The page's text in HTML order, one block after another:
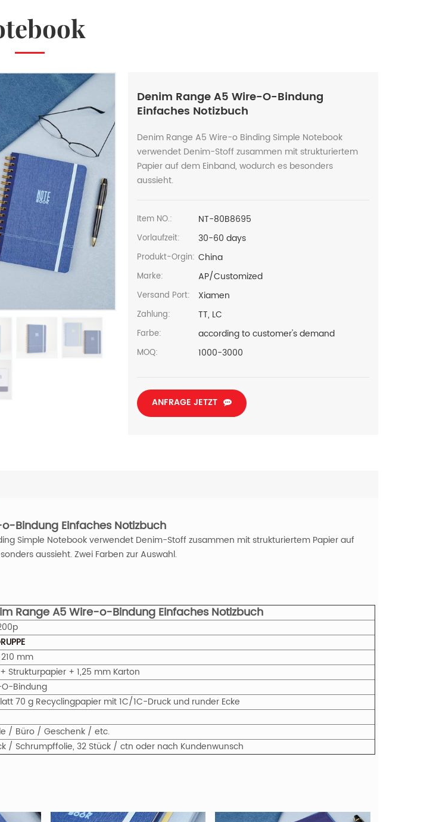
Denim Range A5 Wire-O-Bindung
Einfaches Notizbuch
Denim Range A5 Wire-o Binding Simple Notebook
verwendet Denim-Stoff zusammen mit strukturiertem
Papier auf dem Einband, wodurch es besonders
aussieht.
Item NO.: NT-80B8695
Vorlaufzeit: 30-60 days
Produkt-Orgin: China
Marke: AP/Customized
Versand Port: Xiamen
Zahlung: TT, LC
Farbe: according to customer's demand
MOQ: 1000-3000
ANFRAGE JETZT
Bindung Einfaches Notizbuch
Simple Notebook verwendet Denim-Stoff zusammen mit strukturiertem Papier auf
aussieht. Zwei Farben zur Auswahl.
Range A5 Wire-o-Bindung Einfaches Notizbuch
mm
Strukturpapier + 1,25 mm Karton
Bindung
70 g Recyclingpapier mit 1C/1C-Druck und runder Ecke
/ Büro / Geschenk / etc.
/ Schrumpffolie, 32 Stück / ctn oder nach Kundenwunsch